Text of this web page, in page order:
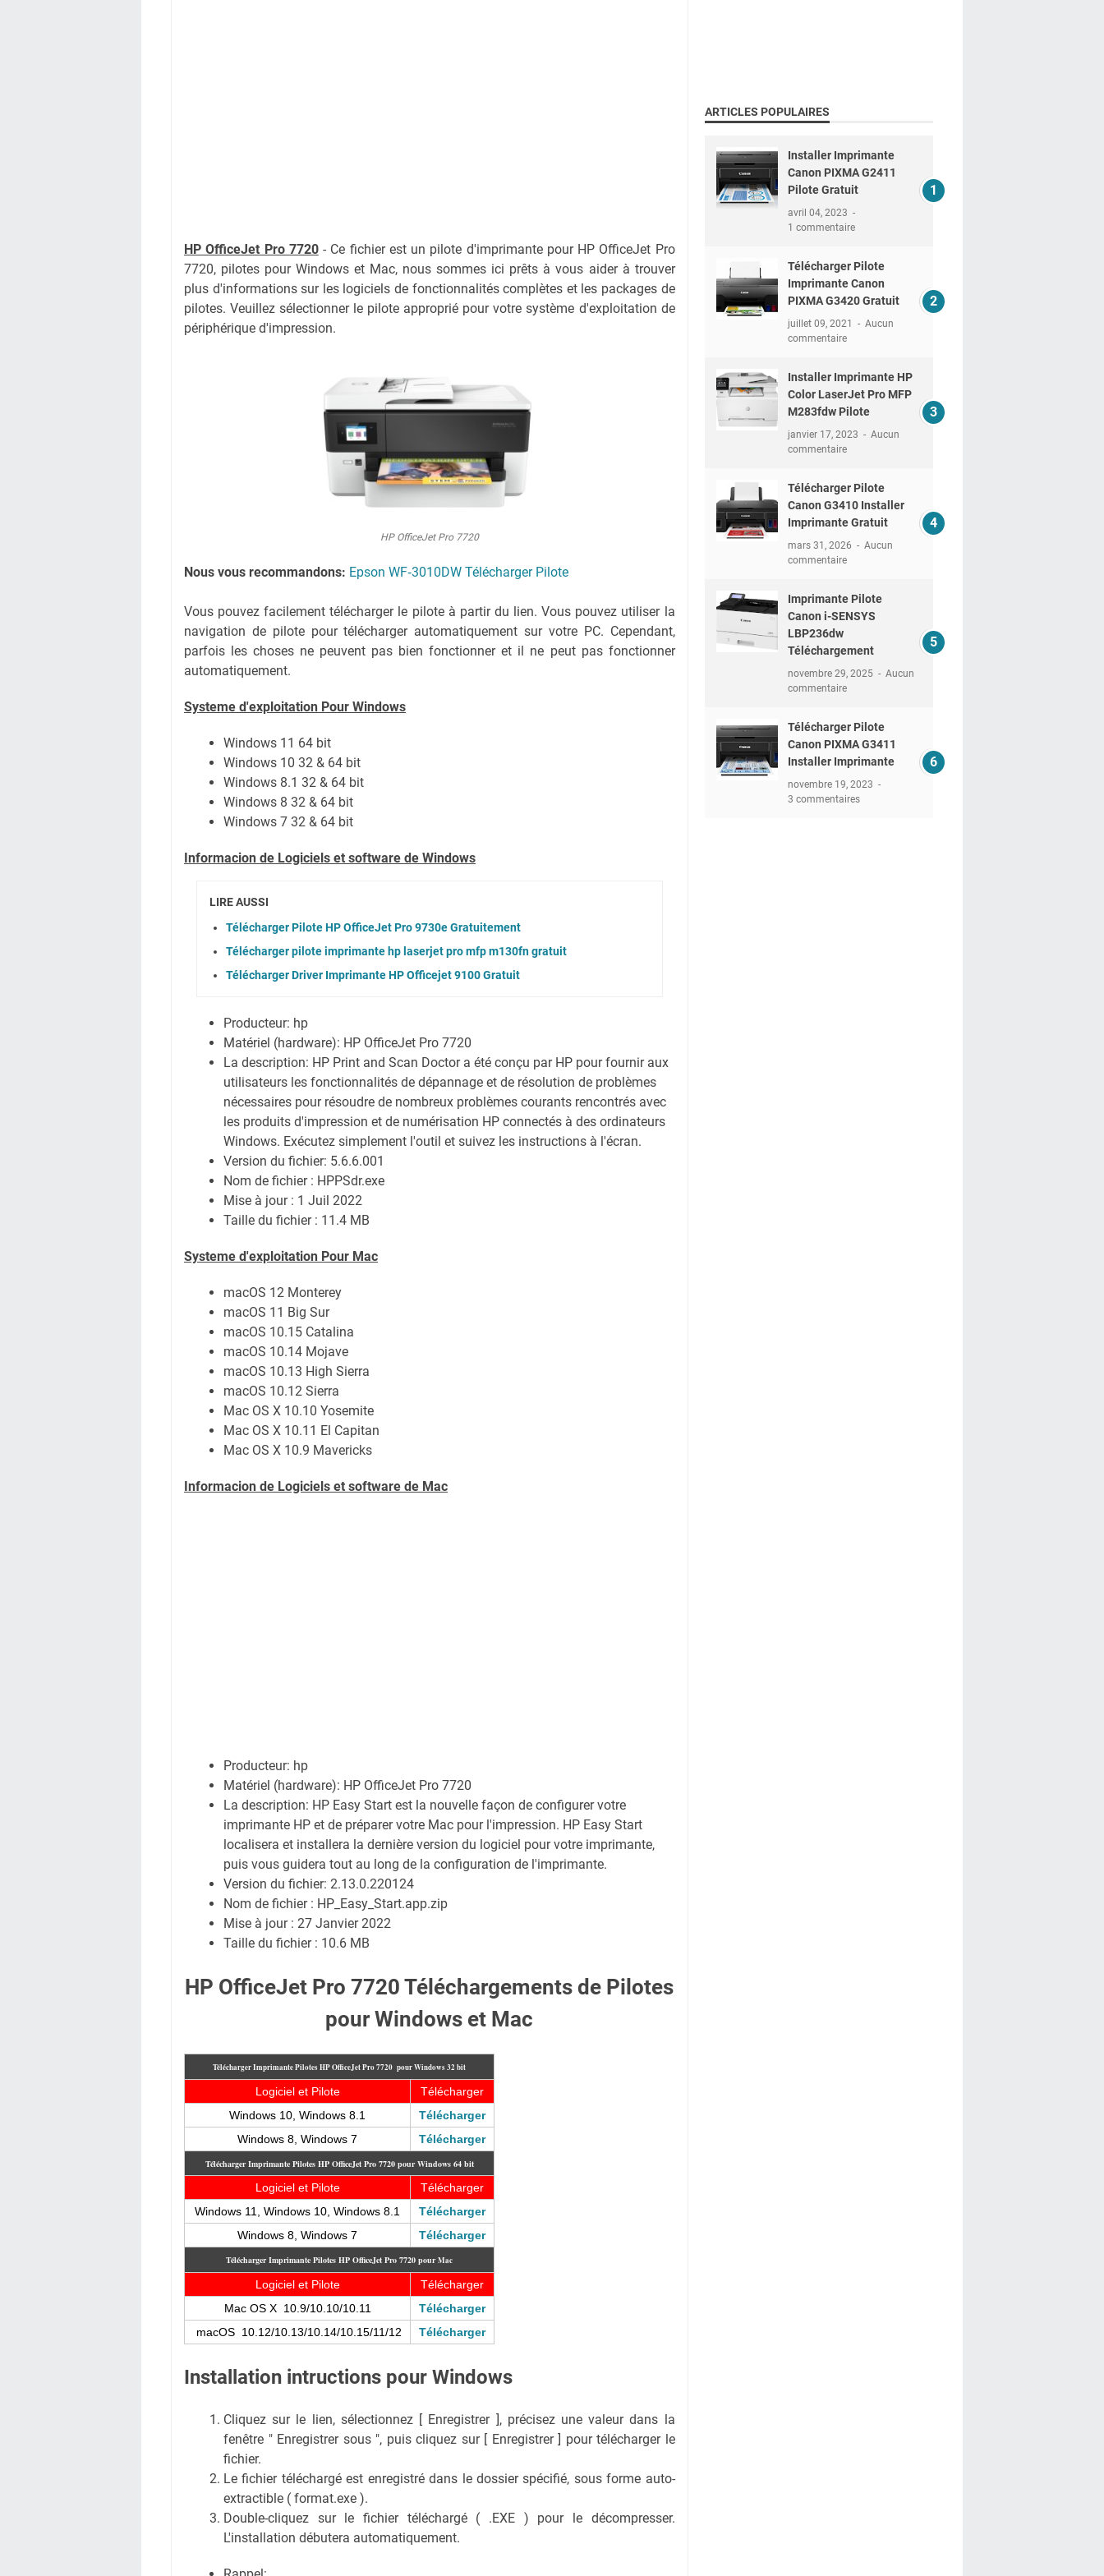
HP OfficeJet Pro 7720- Ce fichier est un pilote d'imprimante pourHP OfficeJet Pro
7720, pilotes pour Windows et Mac, nous sommes ici prêts à vous aider à trouver
plus d'informations sur les logiciels de fonctionnalités complètes et les packages de
pilotes. Veuillez sélectionner le pilote approprié pour votre système d'exploitation de
périphérique d'impression.
HP OfficeJet Pro 7720
Nous vous recommandons: Epson WF‑3010DW Télécharger Pilote
Vous pouvez facilement télécharger le pilote à partir du lien. Vous pouvez utiliser la
navigation de pilote pour télécharger automatiquement sur votre PC. Cependant,
parfois les choses ne peuvent pas bien fonctionner et il ne peut pas fonctionner
automatiquement.
Systeme d'exploitation Pour Windows
Windows 11 64 bit
Windows 10 32 & 64 bit
Windows 8.1 32 & 64 bit
Windows 8 32 & 64 bit
Windows 7 32 & 64 bit
Informacion de Logiciels et software de Windows
LIRE AUSSI
Télécharger Pilote HP OfficeJet Pro 9730e Gratuitement
Télécharger pilote imprimante hp laserjet pro mfp m130fn gratuit
Télécharger Driver Imprimante HP Officejet 9100 Gratuit
Producteur: hp
Matériel (hardware): HP OfficeJet Pro 7720
La description: HP Print and Scan Doctor a été conçu par HP pour fournir aux
utilisateurs les fonctionnalités de dépannage et de résolution de problèmes
nécessaires pour résoudre de nombreux problèmes courants rencontrés avec
les produits d'impression et de numérisation HP connectés à des ordinateurs
Windows. Exécutez simplement l'outil et suivez les instructions à l'écran.
Version du fichier: 5.6.6.001
Nom de fichier : HPPSdr.exe
Mise à jour : 1 Juil 2022
Taille du fichier : 11.4 MB
Systeme d'exploitation Pour Mac
macOS 12 Monterey
macOS 11 Big Sur
macOS 10.15 Catalina
macOS 10.14 Mojave
macOS 10.13 High Sierra
macOS 10.12 Sierra
Mac OS X 10.10 Yosemite
Mac OS X 10.11 El Capitan
Mac OS X 10.9 Mavericks
Informacion de Logiciels et software de Mac
Producteur: hp
Matériel (hardware): HP OfficeJet Pro 7720
La description: HP Easy Start est la nouvelle façon de configurer votre
imprimante HP et de préparer votre Mac pour l'impression. HP Easy Start
localisera et installera la dernière version du logiciel pour votre imprimante,
puis vous guidera tout au long de la configuration de l'imprimante.
Version du fichier: 2.13.0.220124
Nom de fichier : HP_Easy_Start.app.zip
Mise à jour : 27 Janvier 2022
Taille du fichier : 10.6 MB
HP OfficeJet Pro 7720 Téléchargements de Pilotes
pour Windows et Mac
Télécharger Imprimante Pilotes HP OfficeJet Pro 7720 pour Windows 32 bit
Logiciel et Pilote
Télécharger
Windows 10, Windows 8.1
Télécharger
Windows 8, Windows 7
Télécharger
Télécharger Imprimante Pilotes HP OfficeJet Pro 7720 pour Windows 64 bit
Logiciel et Pilote
Télécharger
Windows 11, Windows 10, Windows 8.1
Télécharger
Windows 8, Windows 7
Télécharger
Télécharger Imprimante Pilotes HP OfficeJet Pro 7720 pourMac
Logiciel et Pilote
Télécharger
Mac OS X 10.9/10.10/10.11
Télécharger
macOS 10.12/10.13/10.14/10.15/11/12
Télécharger
Installation intructions pour Windows
Cliquez sur le lien, sélectionnez [ Enregistrer ], précisez une valeur dans la
fenêtre " Enregistrer sous ", puis cliquez sur [ Enregistrer ] pour télécharger le
fichier.
Le fichier téléchargé est enregistré dans le dossier spécifié, sous forme auto-
extractible ( format.exe ).
Double-cliquez sur le fichier téléchargé ( .EXE ) pour le décompresser.
L'installation débutera automatiquement.
ARTICLES POPULAIRES
Installer Imprimante
Canon PIXMA G2411
Pilote Gratuit
avril 04, 2023
1 commentaire
Télécharger Pilote
Imprimante Canon
PIXMA G3420 Gratuit
juillet 09, 2021
Aucun
commentaire
Installer Imprimante HP
Color LaserJet Pro MFP
M283fdw Pilote
janvier 17, 2023
Aucun
commentaire
Télécharger Pilote
Canon G3410 Installer
Imprimante Gratuit
mars 31, 2026
Aucun
commentaire
Imprimante Pilote
Canon i-SENSYS
LBP236dw
Téléchargement
novembre 29, 2025
Aucun
commentaire
Télécharger Pilote
Canon PIXMA G3411
Installer Imprimante
novembre 19, 2023
3 commentaires